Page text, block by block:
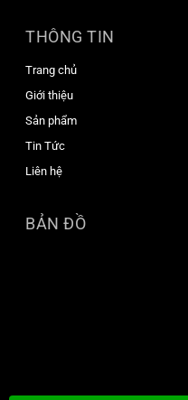
THÔNG TIN
Trang chủ
Giới thiệu
Sản phẩm
Tin Tức
Liên hệ
BẢN ĐỒ